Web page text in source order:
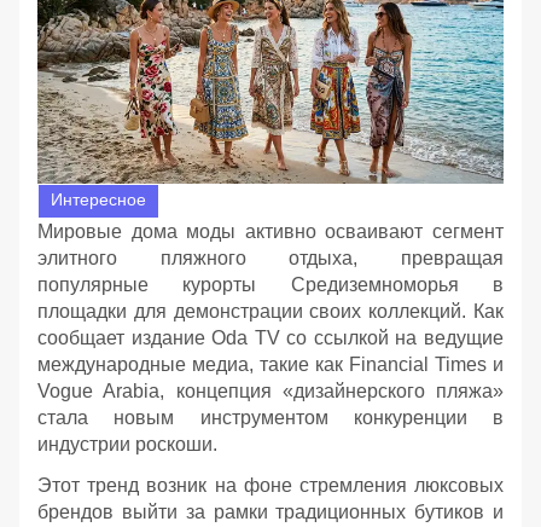
Интересное
Мировые дома моды активно осваивают сегмент
элитного пляжного отдыха, превращая
популярные курорты Средиземноморья в
площадки для демонстрации своих коллекций. Как
сообщает издание Oda TV со ссылкой на ведущие
международные медиа, такие как Financial Times и
Vogue Arabia, концепция «дизайнерского пляжа»
стала новым инструментом конкуренции в
индустрии роскоши.
Этот тренд возник на фоне стремления люксовых
брендов выйти за рамки традиционных бутиков и